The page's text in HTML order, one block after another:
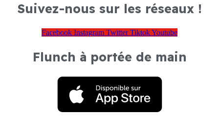
Suivez-nous sur les réseaux !
Facebook Instagram Twitter TiktokYoutube
Flunch à portée de main